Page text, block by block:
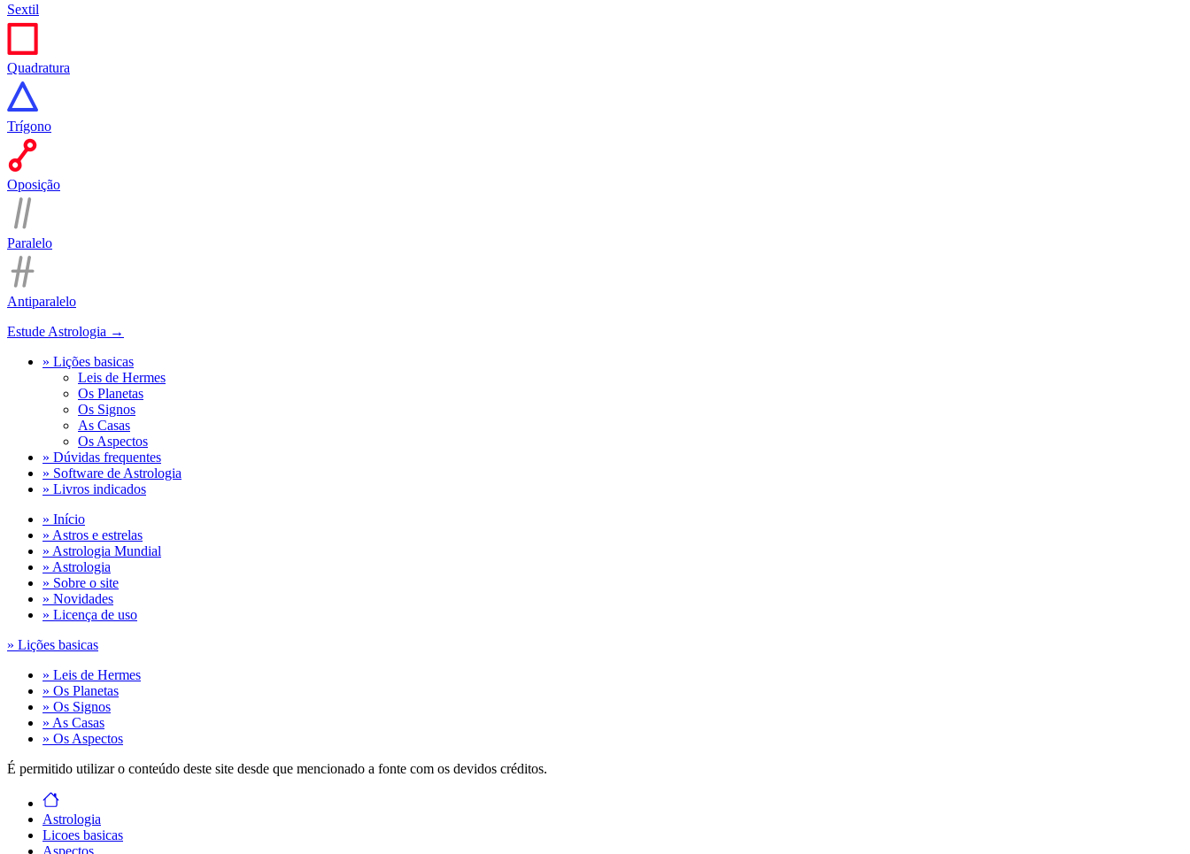
Sextil
Quadratura
Trígono
Oposição
Paralelo
Antiparalelo
Estude Astrologia →
» Lições basicas
Leis de Hermes
Os Planetas
Os Signos
As Casas
Os Aspectos
» Dúvidas frequentes
» Software de Astrologia
» Livros indicados
» Início
» Astros e estrelas
» Astrologia Mundial
» Astrologia
» Sobre o site
» Novidades
» Licença de uso
» Lições basicas
» Leis de Hermes
» Os Planetas
» Os Signos
» As Casas
» Os Aspectos
É permitido utilizar o conteúdo deste site desde que mencionado a fonte com os devidos créditos.
Astrologia
Licoes basicas
Aspectos